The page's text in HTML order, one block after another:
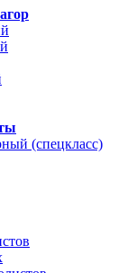
(спецкласс)